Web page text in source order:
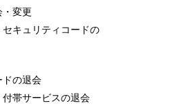
・変更
キュリティコードの
ドの退会
帯サービスの退会